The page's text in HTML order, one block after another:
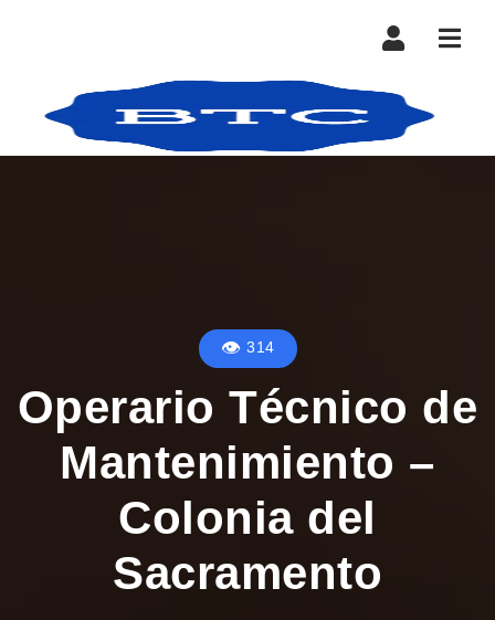
314
Operario Técnico de
Mantenimiento –
Colonia del
Sacramento